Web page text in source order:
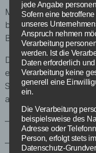
Mit
besser steuern und
Besucher beitragen.
Das
ergänzent vorhandene
Stufen der
anbietet:
– Besuch
– Reserveriung für
jede Angabe
Sofern eine
unseres
Anspruch nehmen
Verarbeitung
werden. Ist die
Daten erforderlich
Verarbeitung keine
generell eine
ein.
Die Verarbeitung
beispielsweise des
Adresse oder
Person, erfolgt stets
Datenschutz-